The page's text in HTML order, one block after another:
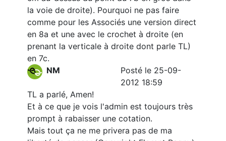
la voie de droite). Pourquoi ne pas faire
comme pour les Associés une version direct
en 8a et une avec le crochet à droite (en
prenant la verticale à droite dont parle TL)
en 7c.
NM
Posté le 25-09-
2012 18:59
TL a parlé, Amen!
Et à ce que je vois l'admin est toujours très
prompt à rabaisser une cotation.
Mais tout ça ne me privera pas de ma